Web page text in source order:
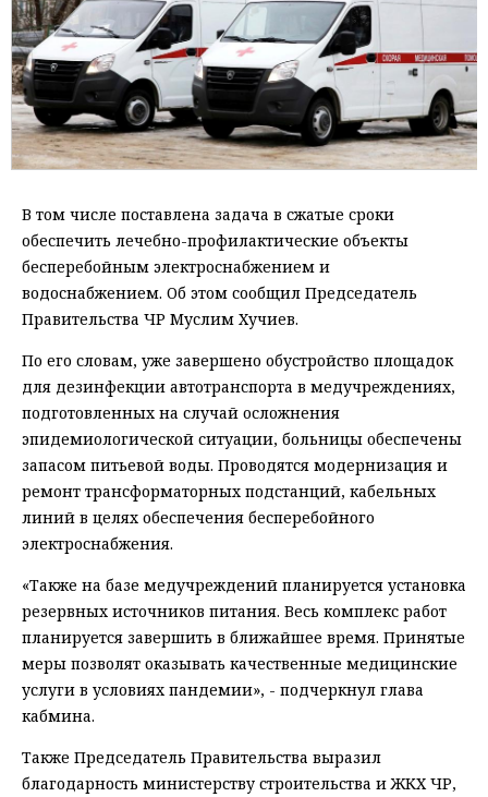
В том числе поставлена задача в сжатые сроки
обеспечить лечебно-профилактические объекты
бесперебойным электроснабжением и
водоснабжением. Об этом сообщил Председатель
Правительства ЧР Муслим Хучиев.
По его словам, уже завершено обустройство площадок
для дезинфекции автотранспорта в медучреждениях,
подготовленных на случай осложнения
эпидемиологической ситуации, больницы обеспечены
запасом питьевой воды. Проводятся модернизация и
ремонт трансформаторных подстанций, кабельных
линий в целях обеспечения бесперебойного
электроснабжения.
«Также на базе медучреждений планируется установка
резервных источников питания. Весь комплекс работ
планируется завершить в ближайшее время. Принятые
меры позволят оказывать качественные медицинские
услуги в условиях пандемии», - подчеркнул глава
кабмина.
Также Председатель Правительства выразил
благодарность министерству строительства и ЖКХ ЧР,